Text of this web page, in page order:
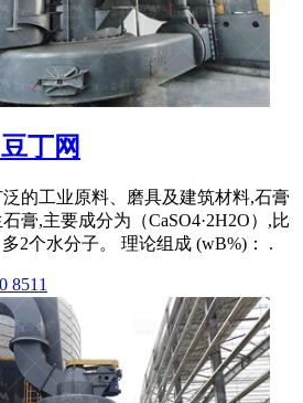
丁网
的工业原料、磨具及建筑材料,石膏
膏,主要成分为（CaSO4·2H2O）,比
2个水分子。 理论组成 (wB%)： .
8511